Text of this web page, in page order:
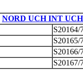
NORD UCH INT
S20164/
S20165/
S20166/
S20167/